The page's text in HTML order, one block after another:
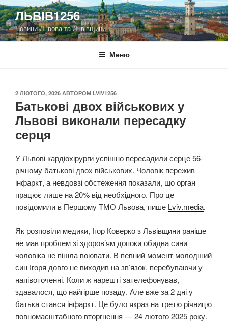
Перейти
до
вмісту
ЛЬВІВ1256
Новини Львова та Львівщини
Меню
ОПУБЛІКОВАНО
2 ЛЮТОГО, 2026 АВТОРОМ LVIV1256
Батькові двох військових у
Львові виконали пересадку
серця
У Львові кардіохірурги успішно пересадили серце 56-
річному батькові двох військових. Чоловік пережив
інфаркт, а невдовзі обстеження показали, що орган
працює лише на 20% від необхідного. Про це
повідомили в Першому ТМО Львова, пише Lviv.media.
Як розповіли медики, Ігор Коверко з Львівщини раніше
не мав проблем зі здоров’ям допоки обидва сини
чоловіка не пішла воювати. В певний момент молодший
син Ігоря довго не виходив на зв’язок, перебуваючи у
напівоточенні. Коли ж нарешті зателефонував,
здавалося, що найгірше позаду. Але вже за 2 дні у
батька стався інфаркт. Це було якраз на третю річницю
повномасштабного вторгнення — 24 лютого 2025 року.